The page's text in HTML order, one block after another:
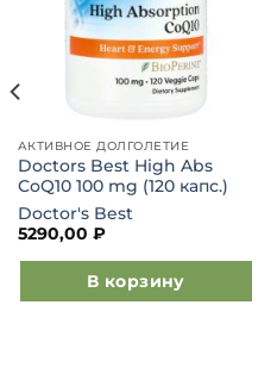
АКТИВНОЕ ДОЛГОЛЕТИЕ
Doctors Best High Abs
CoQ10 100 mg (120 капс.)
Doctor's Best
5290,00 ₽
В корзину